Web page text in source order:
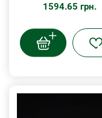
1594.65 грн.